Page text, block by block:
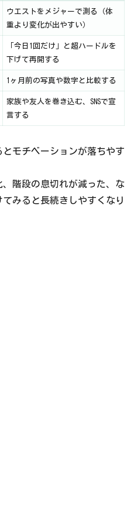
ウエストをメジャーで測る（体
重より変化が出やすい）
「今日1回だけ」と超ハードルを
下げて再開する
1ヶ月前の写真や数字と比較する
家族や友人を巻き込む、SNSで宣
言する
モチベーションが落ちやす
階段の息切れが減った、な
みると長続きしやすくなり